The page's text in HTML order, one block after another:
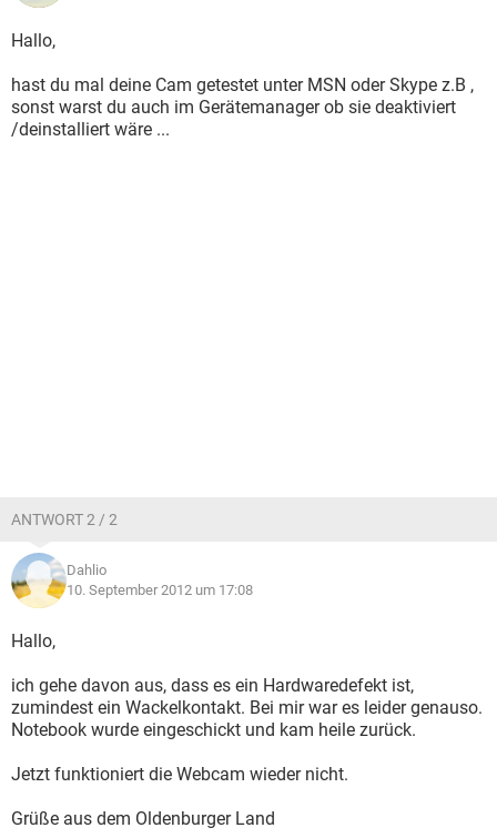
Hallo,
hast du mal deine Cam getestet unter MSN oder Skype z.B ,
sonst warst du auch im Gerätemanager ob sie deaktiviert
/deinstalliert wäre ...
ANTWORT 2 / 2
Dahlio
10. September 2012 um 17:08
Hallo,
ich gehe davon aus, dass es ein Hardwaredefekt ist,
zumindest ein Wackelkontakt. Bei mir war es leider genauso.
Notebook wurde eingeschickt und kam heile zurück.
Jetzt funktioniert die Webcam wieder nicht.
Grüße aus dem Oldenburger Land